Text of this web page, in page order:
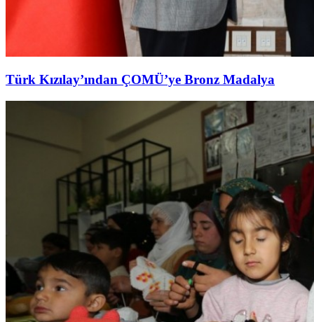
Türk Kızılay’ından ÇOMÜ’ye Bronz Madalya